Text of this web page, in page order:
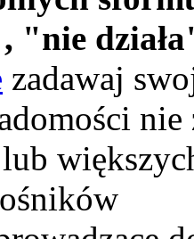
"nie
zadawaj
nie